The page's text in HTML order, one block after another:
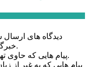
دیدگاه های
خبرگزاری الف در وب منتشر خواهد شد.
پیام هایی که حاوی تهمت یا افترا باشد منتشر نخواهد شد.
پیام هایی که به غیر از